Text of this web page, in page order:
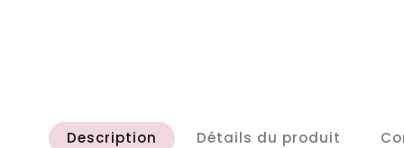
Description Détails du produit